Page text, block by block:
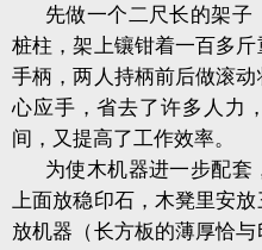
先做一个二尺长的架子
桩柱，架上镶钳着一百多
手柄，两人持柄前后做滚
心应手，省去了许多人力
间，又提高了工作效率。
为使木机器进一步配套
上面放稳印石，木凳里安
放机器（长方板的薄厚恰